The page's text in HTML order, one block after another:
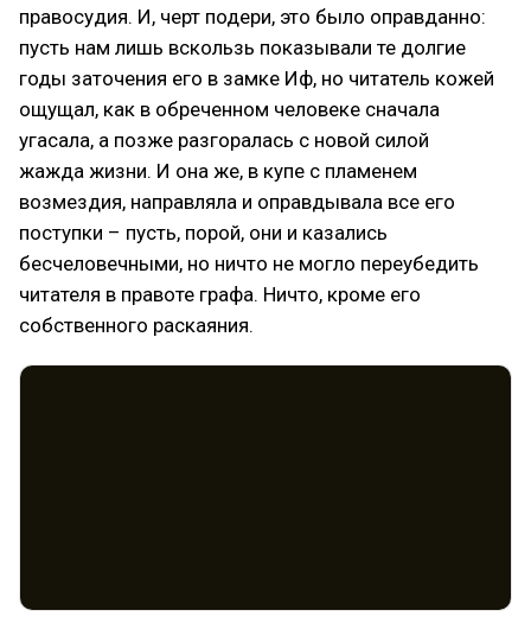
правосудия. И, черт подери, это было оправданно:
пусть нам лишь вскользь показывали те долгие
годы заточения его в замке Иф, но читатель кожей
ощущал, как в обреченном человеке сначала
угасала, а позже разгоралась с новой силой
жажда жизни. И она же, в купе с пламенем
возмездия, направляла и оправдывала все его
поступки – пусть, порой, они и казались
бесчеловечными, но ничто не могло переубедить
читателя в правоте графа. Ничто, кроме его
собственного раскаяния.